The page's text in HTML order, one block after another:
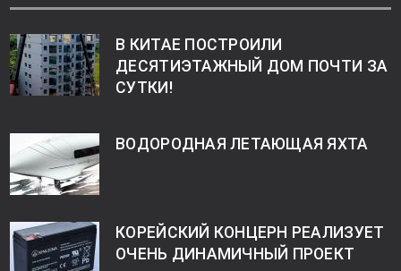
В КИТАЕ ПОСТРОИЛИ
ДЕСЯТИЭТАЖНЫЙ ДОМ ПОЧТИ ЗА
СУТКИ!
ВОДОРОДНАЯ ЛЕТАЮЩАЯ ЯХТА
КОРЕЙСКИЙ КОНЦЕРН РЕАЛИЗУЕТ
ОЧЕНЬ ДИНАМИЧНЫЙ ПРОЕКТ